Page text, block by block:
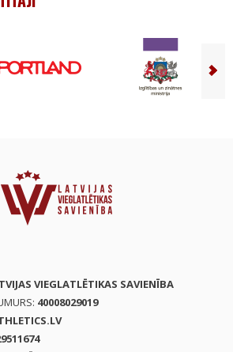
VIEGLATLĒTIKAS SAVIENĪBA
40008029019